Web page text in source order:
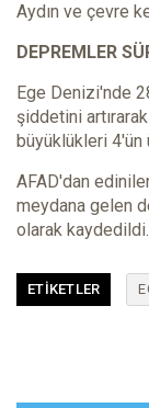
Aydın ve çevre
DEPREMLER
Ege Denizi'nde
şiddetini
büyüklükleri 4'ün
AFAD'dan
meydana gelen
olarak kaydedildi.
ETIKETLER